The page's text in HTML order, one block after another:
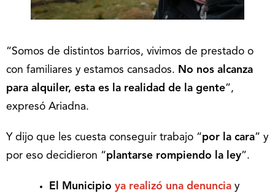
“Somos de distintos barrios, vivimos de prestado o
con familiares y estamos cansados. No nos alcanza
para alquiler, esta es la realidad de la gente”,
expresó Ariadna.
Y dijo que les cuesta conseguir trabajo “por la cara” y
por eso decidieron “plantarse rompiendo la ley”.
El Municipio ya realizó una denuncia y